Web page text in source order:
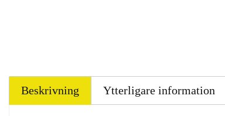
Beskrivning Ytterligare information